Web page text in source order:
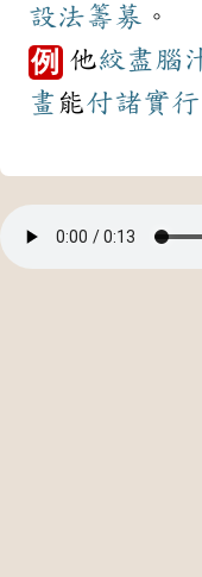
設法籌募 。
例 他絞盡腦
畫 能付諸實行